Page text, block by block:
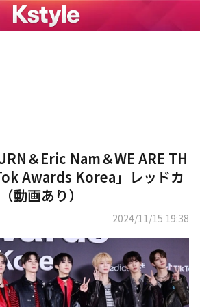
＆Eric Nam＆WE ARE TH
Awards Korea」レッドカ
動画あり）
2024/11/15 19:38